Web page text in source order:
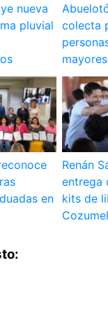
nueva
pluvial
colecta
en
Renán
entrega
kits de
Cozumel